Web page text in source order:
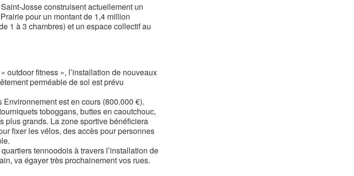
Josse construisent actuellement un
pour un montant de 1,4 million
1 à 3 chambres) et un espace collectif au
outdoor fitness », l’installation de nouveaux
perméable de sol est prévu
est en cours (800.000 €).
toboggans, buttes en caoutchouc,
grands. La zone sportive bénéficiera
fixer les vélos, des accès pour personnes
tennoodois à travers l’installation de
va égayer très prochainement vos rues.